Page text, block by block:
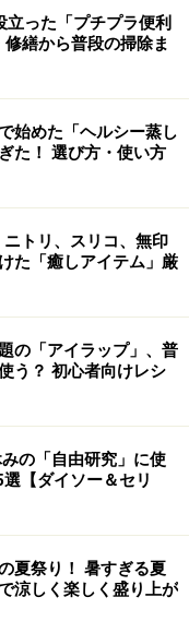
った「プチプラ便利
繕から普段の掃除ま
始めた「ヘルシー蒸し
た！ 選び方・使い方
ニトリ、スリコ、無印
た「癒しアイテム」厳
の「アイラップ」、普
う？ 初心者向けレシ
の「自由研究」に使
【ダイソー＆セリ
夏祭り！ 暑すぎる夏
涼しく楽しく盛り上が